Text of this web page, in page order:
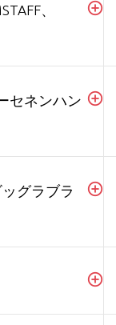
、
セネンハン
グラブラ